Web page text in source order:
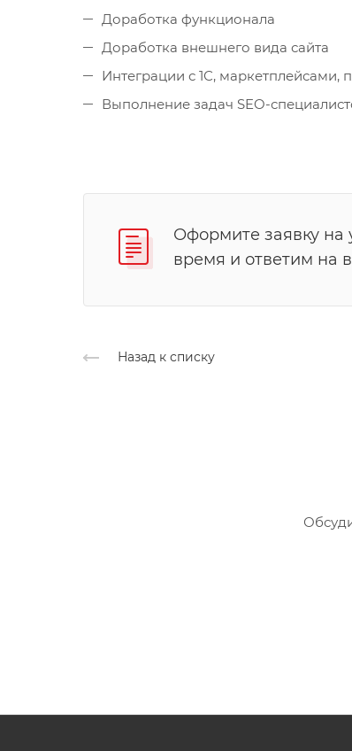
Доработка функционала
Доработка внешнего вида сайта
Интеграции с 1С, маркетплейсами,
Выполнение задач SEO-
Оформите заявку
время и ответим на
Назад к списку